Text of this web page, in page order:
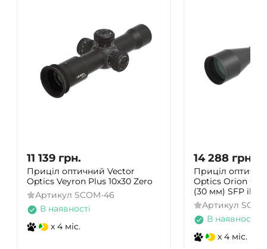
11 139 грн.
Приціл оптичний Vector
Optics Veyron Plus 10x30 Zero
Артикул SCOM-46
В наявності
x 4 міс.
14 288 грн.
Приціл
Optics Orion
(30 мм) SFP
Артикул
В наявності
x 4 міс.